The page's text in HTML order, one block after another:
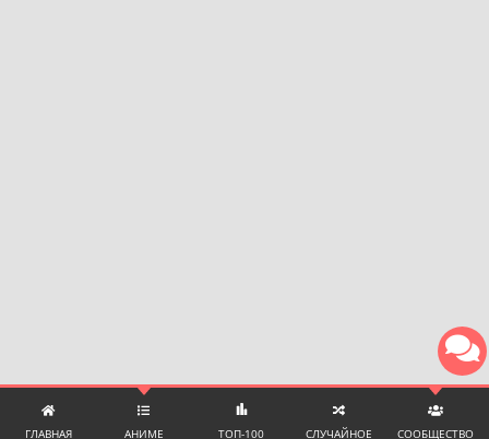
ГЛАВНАЯ АНИМЕ ТОП-100 СЛУЧАЙНОЕ СООБЩЕСТВО